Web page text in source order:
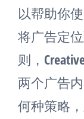
以帮助你
将广告定
则，
两个广告
何种策略